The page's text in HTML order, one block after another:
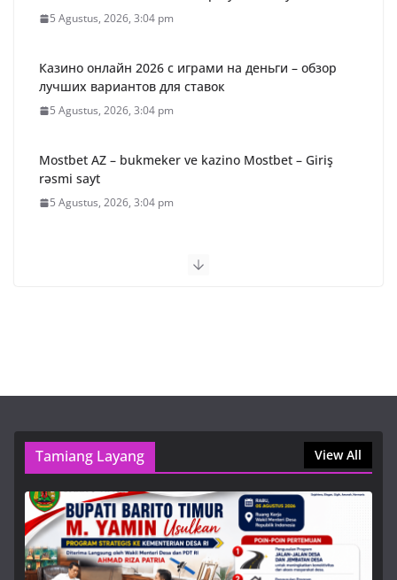
5 Agustus, 2026, 3:04 pm
Казино онлайн 2026 с играми на деньги – обзор
лучших вариантов для ставок
5 Agustus, 2026, 3:04 pm
Mostbet AZ – bukmeker ve kazino Mostbet – Giriş
rəsmi sayt
5 Agustus, 2026, 3:04 pm
Usulan Program Strategis Bupati
M. Yamin untuk Barito Timur
6 Agustus, 2026, 9:53 am
Tamiang Layang View All